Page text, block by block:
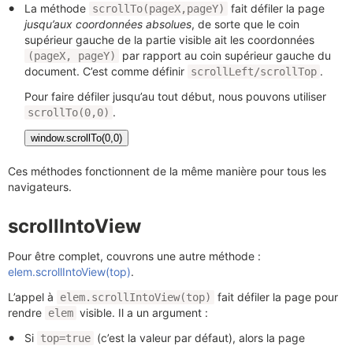
La méthode scrollTo(pageX,pageY)
fait défiler la page
jusqu’aux coordonnées absolues, de sorte que le coin
supérieur gauche de la partie visible ait les coordonnées
(pageX, pageY)
par rapport au coin supérieur gauche du
document. C’est comme définir scrollLeft/scrollTop .
Pour faire défiler jusqu’au tout début, nous pouvons utiliser
scrollTo(0,0) .
window.scrollTo(0,0)
Ces méthodes fonctionnent de la même manière pour tous les
navigateurs.
scrollIntoView
Pour être complet, couvrons une autre méthode :
elem.scrollIntoView(top).
L’appel à
elem.scrollIntoView(top)
fait défiler la page pour
rendre elem visible. Il a un argument :
Si top=true (c’est la valeur par défaut), alors la page